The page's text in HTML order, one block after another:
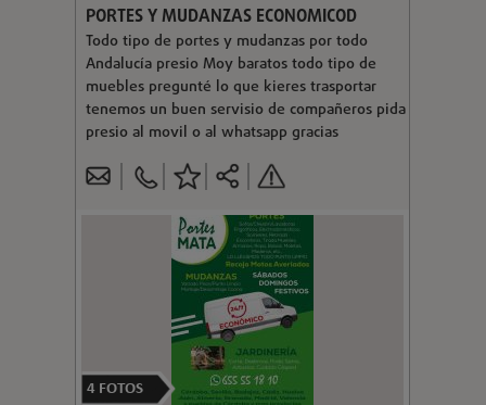
PORTES Y MUDANZAS ECONOMICOD
Todo tipo de portes y mudanzas por todo
Andalucía presio Moy baratos todo tipo de
muebles pregunté lo que kieres trasportar
tenemos un buen servisio de compañeros pida
presio al movil o al whatsapp gracias
4 FOTOS